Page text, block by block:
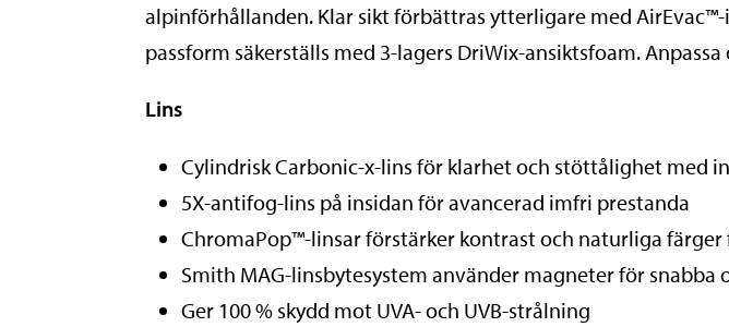
alpinförhållanden. Klar sikt förbättras ytterligare med
passform säkerställs med 3-lagers DriWix-ansiktsfoam.
Lins
Cylindrisk Carbonic-x-lins för klarhet och stöttålighet
5X-antifog-lins på insidan för avancerad imfri prestanda
ChromaPop™-linsar förstärker kontrast och naturliga
Smith MAG-linsbytesystem använder magneter för snabba
Ger 100 % skydd mot UVA- och UVB-strålning